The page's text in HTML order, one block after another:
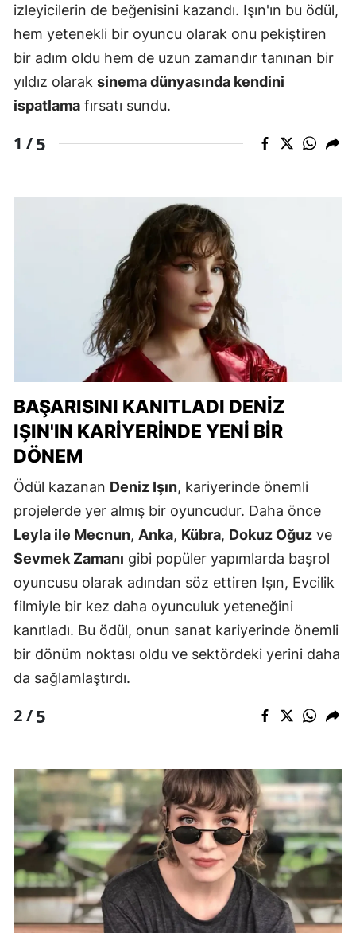
izleyicilerin de beğenisini kazandı. Işın'ın bu ödül,
hem yetenekli bir oyuncu olarak onu pekiştiren
bir adım oldu hem de uzun zamandır tanınan bir
yıldız olarak sinema dünyasında kendini
ispatlama fırsatı sundu.
1 /5
BAŞARISINI KANITLADI DENIZ
IŞIN'IN KARIYERINDE YENI BIR
DÖNEM
Ödül kazanan Deniz Işın, kariyerinde önemli
projelerde yer almış bir oyuncudur. Daha önce
Leyla ile Mecnun, Anka, Kübra, Dokuz Oğuz ve
Sevmek Zamanı gibi popüler yapımlarda başrol
oyuncusu olarak adından söz ettiren Işın, Evcilik
filmiyle bir kez daha oyunculuk yeteneğini
kanıtladı. Bu ödül, onun sanat kariyerinde önemli
bir dönüm noktası oldu ve sektördeki yerini daha
da sağlamlaştırdı.
2 /5